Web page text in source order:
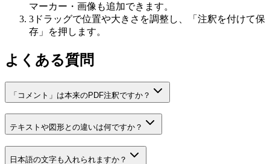
マーカー・画像も追加できます。
3 ドラッグで位置や大きさを調整し、「注釈を付けて保
存」を押します。
よくある質問
「コメント」は本来のPDF注釈ですか？
テキストや図形との違いは何ですか？
日本語の文字も入れられますか？